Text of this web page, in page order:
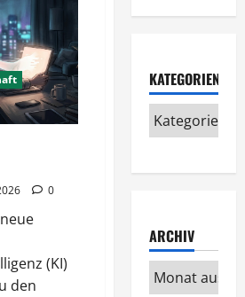
0
(KI)
den
KATEGORIEN
ARCHIV